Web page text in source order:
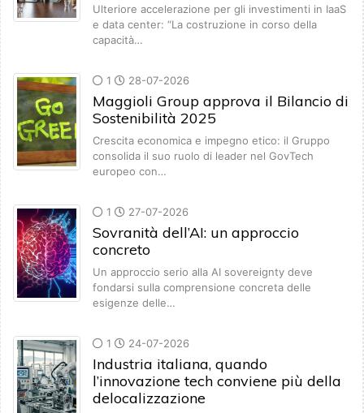
Ulteriore accelerazione per gli investimenti in IaaS
e data center: “La costruzione in corso della
capacità…
1 28-07-2026
Maggioli Group approva il Bilancio di
Sostenibilità 2025
Crescita economica e impegno etico: il Gruppo
consolida il suo ruolo di leader nel GovTech
europeo con…
1 27-07-2026
Sovranità dell’AI: un approccio
concreto
Un approccio serio alla AI sovereignty deve
fondarsi sulla comprensione concreta delle
esigenze delle…
1 24-07-2026
Industria italiana, quando
l’innovazione tech conviene più della
delocalizzazione